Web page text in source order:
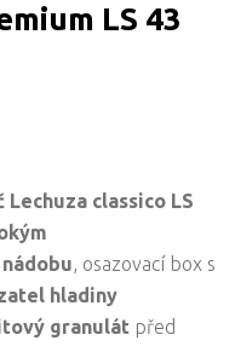
LS 43
classico LS
nádobu, osazovací box s
hladiny
granulát před